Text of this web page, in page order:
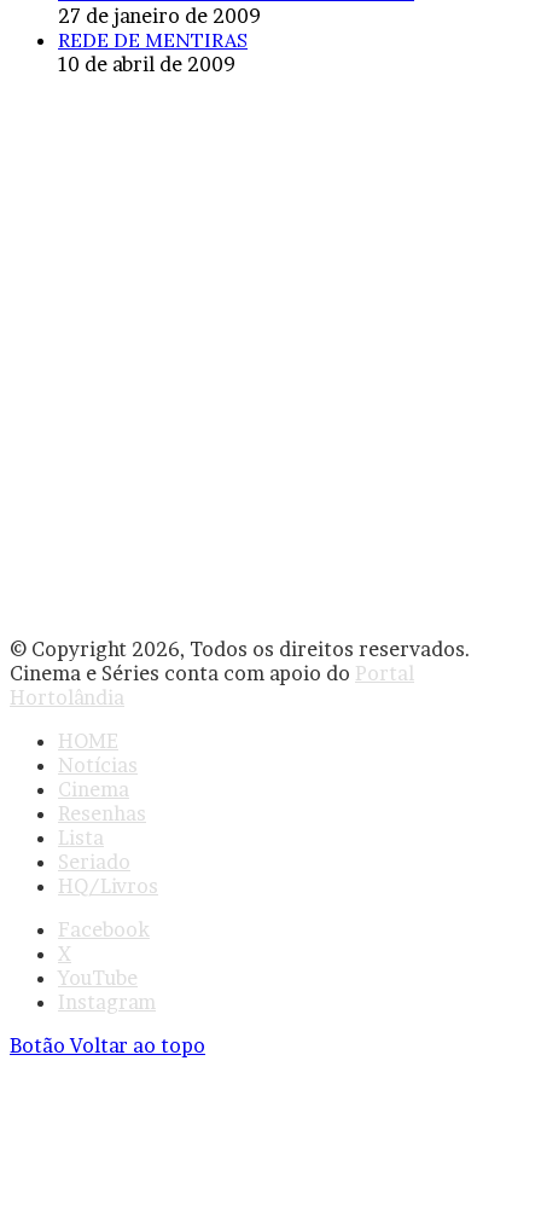
27 de janeiro de 2009
REDE DE MENTIRAS
10 de abril de 2009
© Copyright 2026, Todos os direitos reservados.
Cinema e Séries conta com apoio do Portal
Hortolândia
HOME
Notícias
Cinema
Resenhas
Lista
Seriado
HQ/Livros
Facebook
X
YouTube
Instagram
Botão Voltar ao topo